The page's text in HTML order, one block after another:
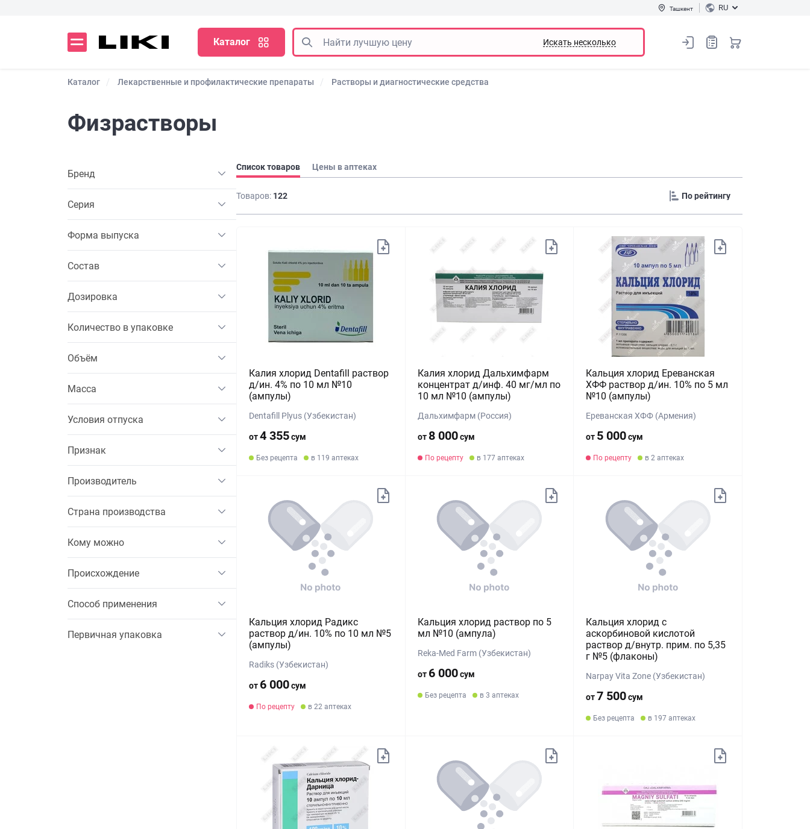
Ташкент RU
Каталог Искать несколько
Каталог Лекарственные и профилактические препараты Растворы и диагностические средства
Физрастворы
Бренд
Серия
Форма выпуска
Состав
Дозировка
Количество в упаковке
Объём
Масса
Условия отпуска
Признак
Производитель
Страна производства
Кому можно
Происхождение
Способ применения
Первичная упаковка
Список товаров Цены в аптеках
Товаров: 122
Калия хлорид Dentafill раствор
д/ин. 4% по 10 мл №10
(ампулы)
Dentafill Plyus (Узбекистан)
от4 355сум
Без рецепта в 119 аптеках
Калия хлорид Дальхимфарм
концентрат д/инф. 40 мг/мл по
10 мл №10 (ампулы)
Дальхимфарм (Россия)
от 8 000сум
По рецепту в 177 аптеках
Кальция хлорид Ереванская
ХФФ раствор д/ин. 10% по 5 мл
№10 (ампулы)
Ереванская ХФФ (Армения)
от 5 000сум
По рецепту в 2 аптеках
Кальция хлорид Радикс
раствор д/ин. 10% по 10 мл №5
(ампулы)
Radiks (Узбекистан)
от 6 000сум
По рецепту в 22 аптеках
Кальция хлорид раствор по 5
мл №10 (ампула)
Reka-Med Farm (Узбекистан)
от 6 000сум
Без рецепта в 3 аптеках
Кальция хлорид с
аскорбиновой кислотой
раствор д/внутр. прим. по 5,35
г №5 (флаконы)
Narpay Vita Zone (Узбекистан)
от 7 500сум
Без рецепта в 197 аптеках